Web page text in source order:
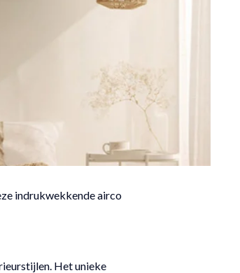
indrukwekkende airco
Het unieke